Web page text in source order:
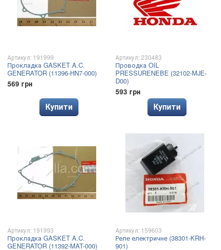
Артикул: 191999
Прокладка GASKET A.C.
GENERATOR (11396-HN7-000)
569 грн
Купити
Артикул: 230483
Проводка OIL
PRESSURENEBE (32102-MJE-
D00)
593 грн
Купити
Артикул: 191993
Прокладка GASKET A.C.
GENERATOR (11392-MAT-000)
Артикул: 159603
Реле електричне (38301-KRH-
901)